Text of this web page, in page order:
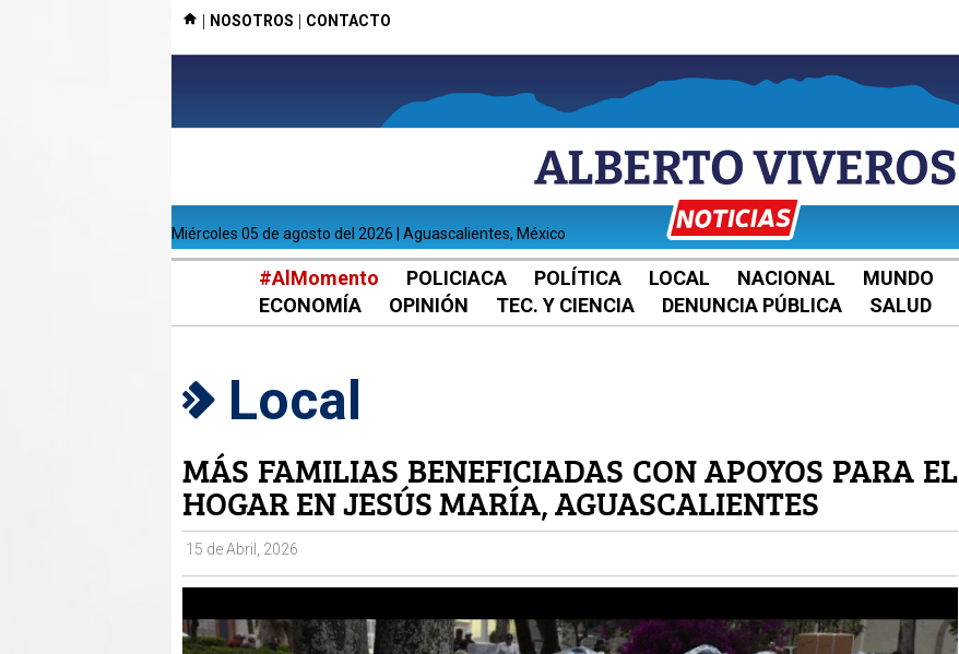
| NOSOTROS | CONTACTO
miércoles 05 de agosto del 2026 | Aguascalientes, México
#AlMomento POLICIACA POLÍTICA LOCAL NACIONAL MUNDO
ECONOMÍA
OPINIÓN TEC. Y CIENCIA DENUNCIA PÚBLICA SALUD
Local
MÁS FAMILIAS BENEFICIADAS CON APOYOS PARA EL
HOGAR EN JESÚS MARÍA, AGUASCALIENTES
15 de Abril, 2026